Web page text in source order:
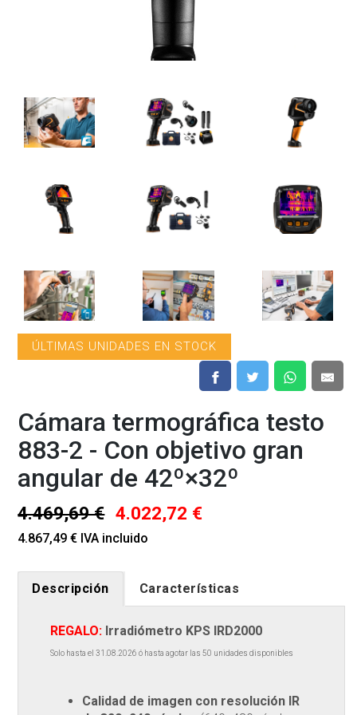
ÚLTIMAS UNIDADES EN STOCK
Cámara termográfica testo
883-2 - Con objetivo gran
angular de 42º×32º
4.469,69 € 4.022,72 €
4.867,49 € IVA incluido
Descripción Características
REGALO: Irradiómetro KPS IRD2000
Solo hasta el 31.08.2026 ó hasta agotar las 50 unidades disponibles
Calidad de imagen con resolución IR